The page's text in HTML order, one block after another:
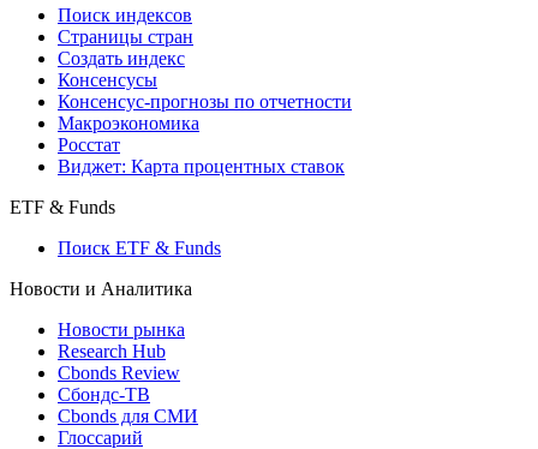
Поиск индексов
Страницы стран
Создать индекс
Консенсусы
Консенсус-прогнозы по отчетности
Макроэкономика
Росстат
Виджет: Карта процентных ставок
ETF & Funds
Поиск ETF & Funds
Новости и Аналитика
Новости рынка
Research Hub
Cbonds Review
Сбондс-ТВ
Cbonds для СМИ
Глоссарий